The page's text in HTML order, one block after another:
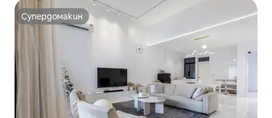
Супердомакин
Супердомакин